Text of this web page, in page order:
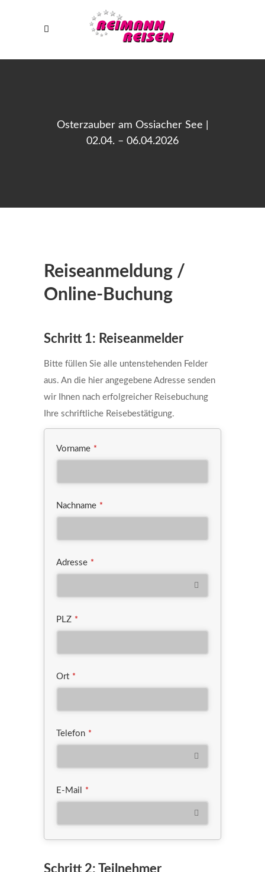
Osterzauber am Ossiacher See |
02.04. – 06.04.2026
Reiseanmeldung /
Online-Buchung
Schritt 1: Reiseanmelder
Bitte füllen Sie alle untenstehenden Felder
aus. An die hier angegebene Adresse senden
wir Ihnen nach erfolgreicher Reisebuchung
Ihre schriftliche Reisebestätigung.
Vorname *
Nachname *
Adresse *
PLZ *
Ort *
Telefon *
E-Mail *
Schritt 2: Teilnehmer